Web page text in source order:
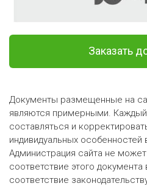
Документы размещенные на
являются примерными.
составляться и
индивидуальных особенностей
Администрация сайта не
соответствие этого
соответствие
Заказать